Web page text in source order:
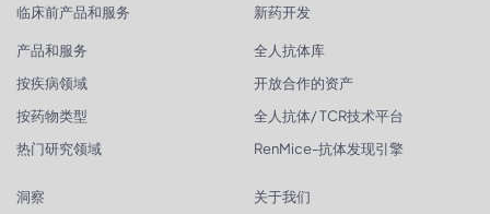
临床前产品和服务
产品和服务
按疾病领域
按药物类型
热门研究领域
新药开发
全人抗体库
开放合作的资产
全人抗体/ TCR技术平台
RenMice-抗体发现引擎
洞察 关于我们